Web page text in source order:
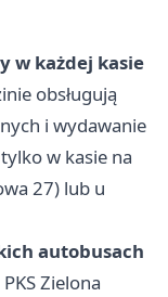
w każdej kasie
obsługują
i wydawanie
w kasie na
27) lub u
autobusach
Zielona